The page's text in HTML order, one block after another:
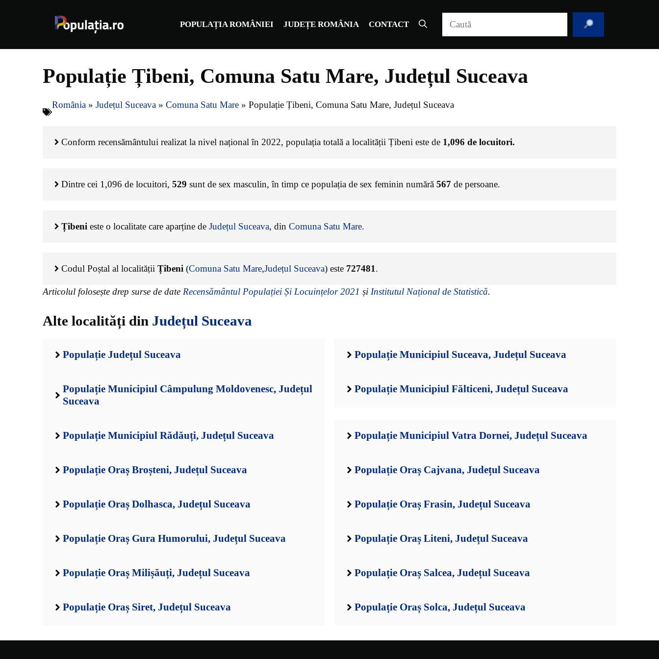
POPULAȚIA ROMÂNIEI JUDEȚE ROMÂNIA CONTACT
Populație Țibeni, Comuna Satu Mare, Județul Suceava
România » Județul Suceava » Comuna Satu Mare » Populație Țibeni, Comuna Satu Mare, Județul Suceava
Conform recensământului realizat la nivel național în 2022, populația totală a localității Țibeni este de 1,096 de locuitori.
Dintre cei 1,096 de locuitori, 529 sunt de sex masculin, în timp ce populația de sex feminin numără 567 de persoane.
Țibeni este o localitate care aparține de Județul Suceava, din Comuna Satu Mare.
Codul Poștal al localității Țibeni (Comuna Satu Mare,Județul Suceava) este 727481.
Articolul folosește drep surse de date Recensământul Populației Și Locuințelor 2021 și Institutul Național de Statistică.
Alte localități din Județul Suceava
Populație Județul Suceava Populație Municipiul Suceava, Județul Suceava
Populație Municipiul Câmpulung Moldovenesc, Județul
Suceava
Populație Municipiul Fălticeni, Județul Suceava
Populație Municipiul Rădăuți, Județul Suceava Populație Municipiul Vatra Dornei, Județul Suceava
Populație Oraș Broșteni, Județul Suceava Populație Oraș Cajvana, Județul Suceava
Populație Oraș Dolhasca, Județul Suceava Populație Oraș Frasin, Județul Suceava
Populație Oraș Gura Humorului, Județul Suceava Populație Oraș Liteni, Județul Suceava
Populație Oraș Milișăuți, Județul Suceava Populație Oraș Salcea, Județul Suceava
Populație Oraș Siret, Județul Suceava Populație Oraș Solca, Județul Suceava